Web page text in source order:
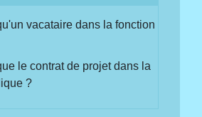
vacataire dans la fonction
le contrat de projet dans la
?